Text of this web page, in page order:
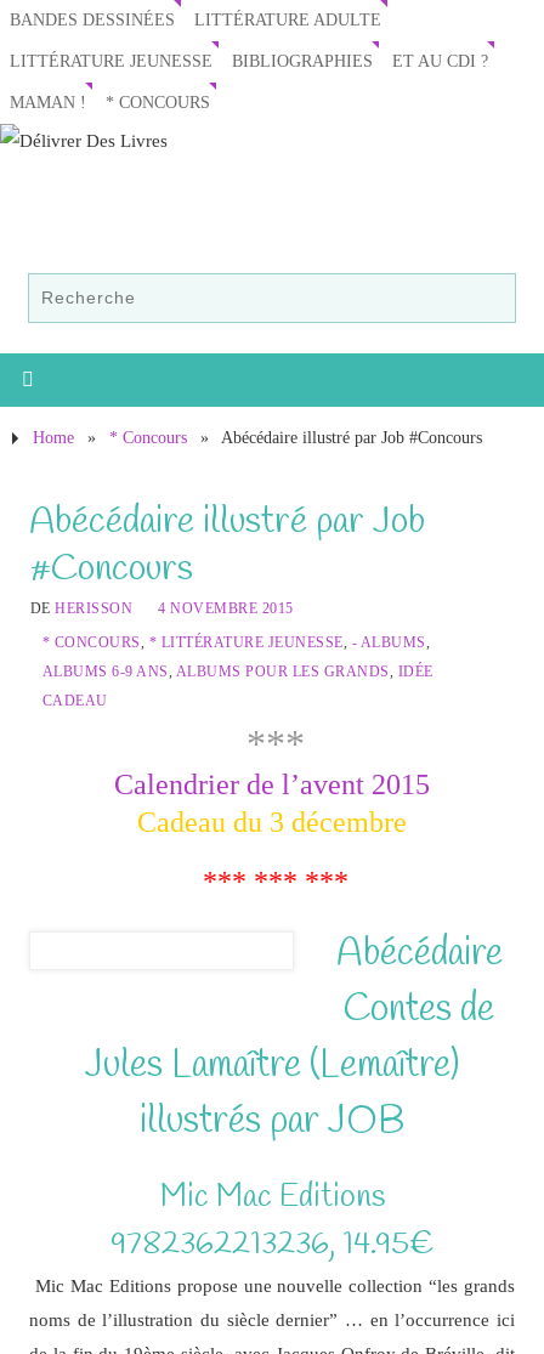
BANDES DESSINÉES LITTÉRATURE ADULTE
LITTÉRATURE JEUNESSE BIBLIOGRAPHIES ET AU CDI ?
MAMAN ! * CONCOURS
Home » * Concours » Abécédaire illustré par Job #Concours
Abécédaire illustré par Job
#Concours
DEHERISSON
4 NOVEMBRE 2015
* CONCOURS, * LITTÉRATURE JEUNESSE, - ALBUMS,
ALBUMS 6-9 ANS, ALBUMS POUR LES GRANDS, IDÉE
CADEAU
***
Calendrier de l’avent 2015
Cadeau du 3 décembre
*** *** ***
Abécédaire
Contes de
Jules Lamaître (Lemaître)
illustrés par JOB
Mic Mac Editions
9782362213236, 14.95€
Mic Mac Editions propose une nouvelle collection “les grands
noms de l’illustration du siècle dernier” … en l’occurrence ici